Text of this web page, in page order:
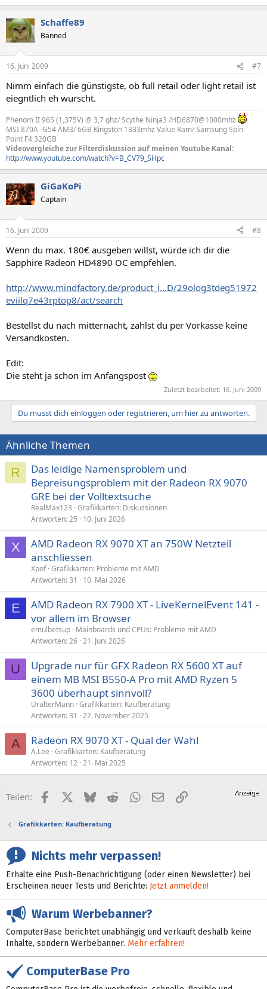
Schaffe89
Banned
16. Juni 2009 #7
Nimm einfach die günstigste, ob full retail oder light retail ist
eiegntlich eh wurscht.
Phenom II 965 (1,375V) @ 3,7 ghz/ Scythe Ninja3 /HD6870@1000mhz
MSI 870A -G54 AM3/ 6GB Kingston 1333mhz Value Ram/ Samsung Spin
Point F4 320GB
Videovergleiche zur Filterdiskussion auf meinen Youtube Kanal:
http://www.youtube.com/watch?v=B_CV79_SHpc
GiGaKoPi
Captain
16. Juni 2009 #8
Wenn du max. 180€ ausgeben willst, würde ich dir die
Sapphire Radeon HD4890 OC empfehlen.
http://www.mindfactory.de/product_i...D/29olog3tdeg51972
eviilq7e43rptop8/act/search
Bestellst du nach mitternacht, zahlst du per Vorkasse keine
Versandkosten.
Edit:
Die steht ja schon im Anfangspost
Zuletzt bearbeitet: 16. Juni 2009
Du musst dich einloggen oder registrieren, um hier zu antworten.
Ähnliche Themen
R
Das leidige Namensproblem und
Bepreisungsproblem mit der Radeon RX 9070
GRE bei der Volltextsuche
RealMax123 Grafikkarten: Diskussionen
Antworten 25 10. Juni 2026
X
AMD Radeon RX 9070 XT an 750W Netzteil
anschliessen
Xpof Grafikkarten: Probleme mit AMD
Antworten 31 10. Mai 2026
E
AMD Radeon RX 7900 XT - LiveKernelEvent 141 -
vor allem im Browser
emulbetsup Mainboards und CPUs: Probleme mit AMD
Antworten 26 21. Juni 2026
U
Upgrade nur für GFX Radeon RX 5600 XT auf
einem MB MSI B550-A Pro mit AMD Ryzen 5
3600 überhaupt sinnvoll?
UralterMann Grafikkarten: Kaufberatung
Antworten 31 22. November 2025
A Radeon RX 9070 XT - Qual der Wahl
A.Lee Grafikkarten: Kaufberatung
Antworten 12 21. Mai 2025
Teilen: FacebookX (Twitter)
BlueskyRedditWhatsApp
E-MailLink
Grafikkarten: Kaufberatung
Nichts mehr verpassen!
Erhalte eine Push-Benachrichtigung (oder einen Newsletter) bei
Erscheinen neuer Tests und Berichte: Jetzt anmelden!
Warum Werbebanner?
ComputerBase berichtet unabhängig und verkauft deshalb keine
Inhalte, sondern Werbebanner. Mehr erfahren!
ComputerBase Pro